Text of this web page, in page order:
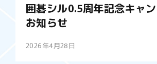
囲碁シル0.5周年記念キャ
お知らせ
2026年4月28日